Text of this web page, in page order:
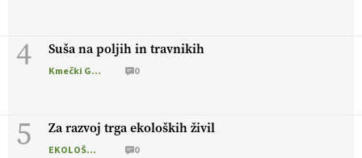
4 Suša na poljih in travnikih
Kmečki Glas 0
5 Za razvoj trga ekoloških živil
EKOLOŠKO LOGIČNO 0